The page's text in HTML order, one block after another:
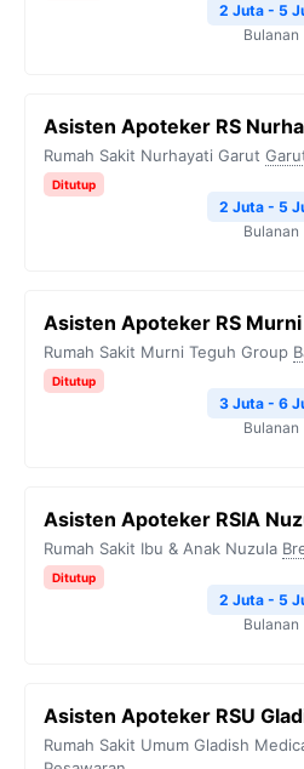
2 Juta - 5
Bulanan
Asisten Apoteker RS
Rumah Sakit Nurhayati Garut
Ditutup
2 Juta - 5
Bulanan
Asisten Apoteker RS
Rumah Sakit Murni Teguh Group
Ditutup
3 Juta - 6
Bulanan
Asisten Apoteker RSIA
Rumah Sakit Ibu & Anak Nuzula
Ditutup
2 Juta - 5
Bulanan
Asisten Apoteker RSU
Rumah Sakit Umum Gladish